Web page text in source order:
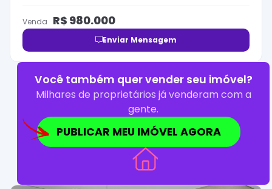
Venda R$ 980.000
Enviar Mensagem
Você também quer vender seu imóvel?
Milhares de proprietários já venderam com a
gente.
PUBLICAR MEU IMÓVEL AGORA